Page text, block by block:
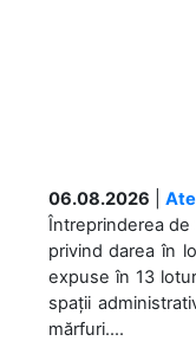
06.08.2026
Întreprinderea de
privind darea în
expuse în 13
spații
mărfuri....